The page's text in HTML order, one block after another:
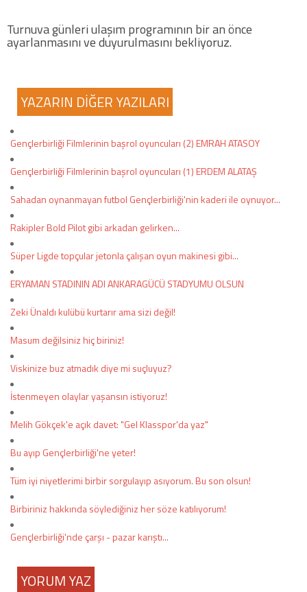
Turnuva günleri ulaşım programının bir an önce
ayarlanmasını ve duyurulmasını bekliyoruz.
YAZARIN DİĞER YAZILARI
Gençlerbirliği Filmlerinin başrol oyuncuları (2) EMRAH ATASOY
Gençlerbirliği Filmlerinin başrol oyuncuları (1) ERDEM ALATAŞ
Sahadan oynanmayan futbol Gençlerbirliği'nin kaderi ile oynuyor...
Rakipler Bold Pilot gibi arkadan gelirken...
Süper Ligde topçular jetonla çalışan oyun makinesi gibi...
ERYAMAN STADININ ADI ANKARAGÜCÜ STADYUMU OLSUN
Zeki Ünaldı kulübü kurtarır ama sizi değil!
Masum değilsiniz hiç biriniz!
Viskinize buz atmadık diye mi suçluyuz?
İstenmeyen olaylar yaşansın istiyoruz!
Melih Gökçek'e açık davet: "Gel Klasspor'da yaz"
Bu ayıp Gençlerbirliği'ne yeter!
Tüm iyi niyetlerimi birbir sorgulayıp asıyorum. Bu son olsun!
Birbiriniz hakkında söylediğiniz her söze katılıyorum!
Gençlerbirliği'nde çarşı - pazar karıştı...
YORUM YAZ